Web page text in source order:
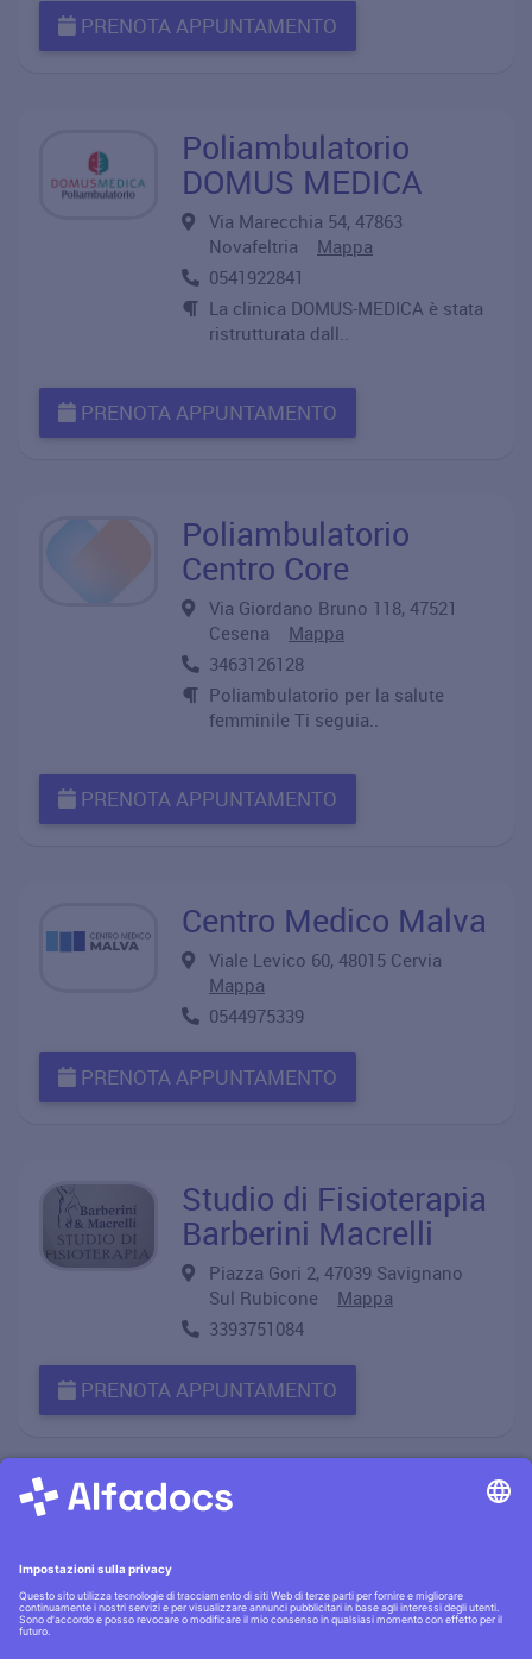
PRENOTA APPUNTAMENTO
Poliambulatorio
DOMUS MEDICA
Via Marecchia 54, 47863
Novafeltria Mappa
0541922841
La clinica DOMUS-MEDICA è stata
ristrutturata dall..
PRENOTA APPUNTAMENTO
Poliambulatorio
Centro Core
Via Giordano Bruno 118, 47521
Cesena Mappa
3463126128
Poliambulatorio per la salute
femminile Ti seguia..
PRENOTA APPUNTAMENTO
Centro Medico Malva
Viale Levico 60, 48015 Cervia
Mappa
0544975339
PRENOTA APPUNTAMENTO
Studio di Fisioterapia
Barberini Macrelli
Piazza Gori 2, 47039 Savignano
Sul Rubicone Mappa
3393751084
PRENOTA APPUNTAMENTO
Informativa privacy·|· Condizioni generali·|·